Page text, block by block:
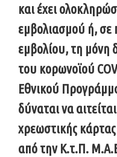
και έχει
εμβολιασμού ή, σε
εμβολίου, τη μόνη
του κορωνοϊού
Εθνικού
δύναται να
χρεωστικής
από την Κ.τ.Π.